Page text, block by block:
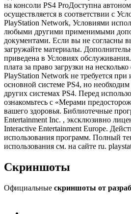
на консоли PS4 ProДоступна
осуществляется в соответствии с
PlayStation Network, Условиями
любыми другими применимыми
документами. Если вы не согласны
загружайте материалы.
приведена в Условиях
плата за право загрузки на
PlayStation Network не требуется
основной системе PS4, но
других системах PS4. Перед
ознакомьтесь с «Мерами
вашего здоровья. Библиотечные
Entertainment Inc. , эксклюзивно
Interactive Entertainment Europe.
использования программ. Полный
использования см. на сайте ru.
Скриншоты
Официальные скриншоты от